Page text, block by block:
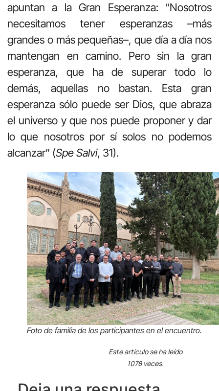
apuntan a la Gran Esperanza: “Nosotros
necesitamos tener esperanzas –más
grandes o más pequeñas–, que día a día nos
mantengan en camino. Pero sin la gran
esperanza, que ha de superar todo lo
demás, aquellas no bastan. Esta gran
esperanza sólo puede ser Dios, que abraza
el universo y que nos puede proponer y dar
lo que nosotros por sí solos no podemos
alcanzar” (Spe Salvi, 31).
Foto de familia de los participantes en el encuentro.
Este artículo se ha leído
1078 veces.